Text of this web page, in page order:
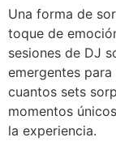
Una forma de
toque de
sesiones de DJ
emergentes
cuantos sets
momentos
la experiencia.